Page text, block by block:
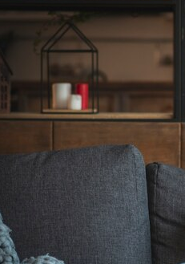
Expérience
IPTV
3
Mois
StaticIPTV.com